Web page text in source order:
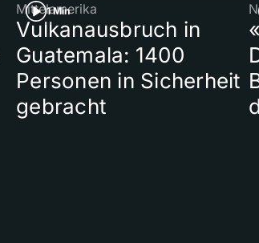
1 Min
Mittelamerika
Vulkanausbruch in
Guatemala: 1400
Personen in Sicherheit
gebracht